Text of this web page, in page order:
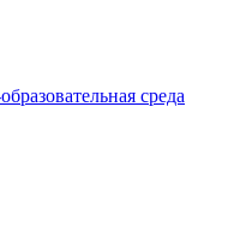
среда